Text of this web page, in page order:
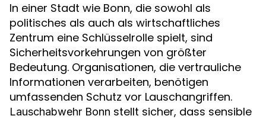
In einer Stadt wie Bonn, die sowohl als
politisches als auch als wirtschaftliches
Zentrum eine Schlüsselrolle spielt, sind
Sicherheitsvorkehrungen von größter
Bedeutung. Organisationen, die vertrauliche
Informationen verarbeiten, benötigen
umfassenden Schutz vor Lauschangriffen.
Lauschabwehr Bonn stellt sicher, dass sensible